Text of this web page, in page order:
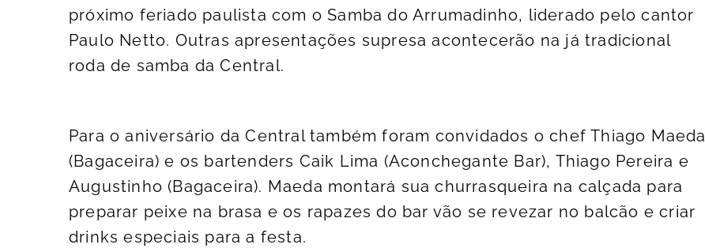
próximo feriado paulista com o Samba do Arrumadinho, liderado pelo cantor
Paulo Netto. Outras apresentações supresa acontecerão na já tradicional
roda de samba da Central.
Para o aniversário da Central também foram convidados o chef Thiago Maeda
(Bagaceira) e os bartenders Caik Lima (Aconchegante Bar), Thiago Pereira e
Augustinho (Bagaceira). Maeda montará sua churrasqueira na calçada para
preparar peixe na brasa e os rapazes do bar vão se revezar no balcão e criar
drinks especiais para a festa.